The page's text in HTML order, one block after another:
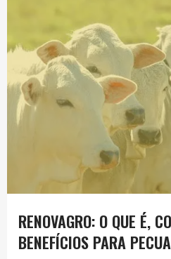
RENOVAGRO: O QUE É,
BENEFÍCIOS PARA